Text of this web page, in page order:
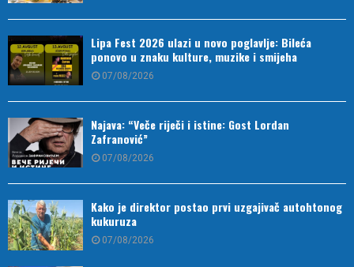
Lipa Fest 2026 ulazi u novo poglavlje: Bileća
ponovo u znaku kulture, muzike i smijeha
07/08/2026
Najava: “Veče riječi i istine: Gost Lordan
Zafranović”
07/08/2026
Kako je direktor postao prvi uzgajivač autohtonog
kukuruza
07/08/2026